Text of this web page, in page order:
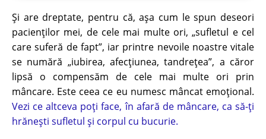
Și are dreptate, pentru că, așa cum le spun deseori
pacienților mei, de cele mai multe ori, „sufletul e cel
care suferă de fapt”, iar printre nevoile noastre vitale
se numără „iubirea, afecțiunea, tandrețea”, a căror
lipsă o compensăm de cele mai multe ori prin
mâncare. Este ceea ce eu numesc mâncat emoțional.
Vezi ce altceva poți face, în afară de mâncare, ca să-ți
hrănești sufletul și corpul cu bucurie.